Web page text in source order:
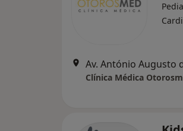
Clínica Médica